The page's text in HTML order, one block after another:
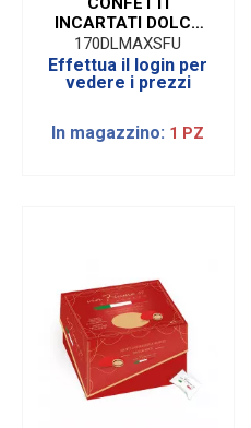
INCARTATI DOLCE
LAUREA MAXTRIS
SFUMATO ROSSO
SENZA GLUTINE |
170DLMAXSFU
Effettua il login per
vedere i prezzi
In magazzino: 1 PZ